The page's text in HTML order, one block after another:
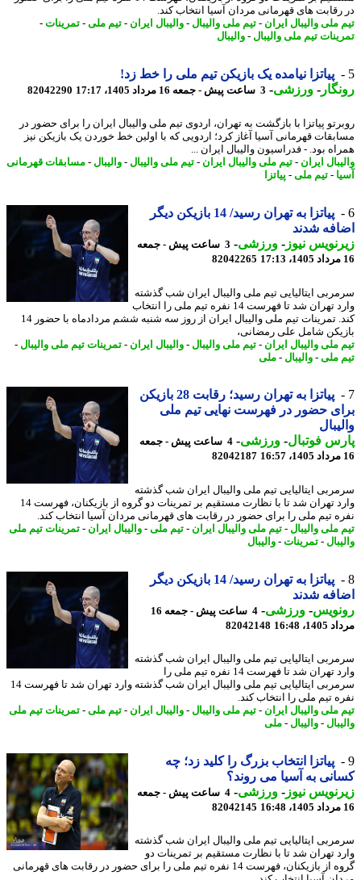
های قهرمانی مردان آسیا انتخاب کند.
ملی والیبال ایران - تیم ملی والیبال-والیبال ایران - تیم ملی -تمرینات -
تیم ملی والیبال-والیبال
پیاتزا نیامده یک بازیکن تیم ملی را خط زد!
-ورزشی-3 ساعت پیش - جمعه 16 مرداد 1405، 17:17 82042290
پیاتزا با بازگشت به تهران، اردوی تیم ملی والیبال ایران را برای حضور در
قهرمانی آسیا آغاز کرد؛ اردویی که با اولین خط خوردن یک بازیکن نیز
بود. - فدراسیون والیبال ایران ...
ایران - تیم ملی والیبال ایران - تیم ملی والیبال-والیبال-مسابقات قهرمانی
-تیم ملی -پیاتزا
پیاتزا به تهران رسید/ 14 بازیکن دیگر
شدند
نیوز-ورزشی-
3 ساعت پیش - جمعه
82042265
ایتالیایی تیم ملی والیبال ایران شب گذشته
وارد تهران شد تا فهرست 14 نفره تیم ملی را انتخاب
کند. تمرینات تیم ملی والیبال ایران از روز سه شنبه ششم مردادماه با حضور 14
شامل علی رمضانی،
ملی والیبال ایران - تیم ملی والیبال-والیبال ایران - تمرینات تیم ملی والیبال-
ملی -والیبال-ملی
پیاتزا به تهران رسید؛ رقابت 28 بازیکن
حضور در فهرست نهایی تیم ملی
فوتبال-ورزشی-
4 ساعت پیش - جمعه
82042187
ایتالیایی تیم ملی والیبال ایران شب گذشته
وارد تهران شد تا با نظارت مستقیم بر تمرینات دو گروه از بازیکنان، فهرست 14
تیم ملی را برای حضور در رقابت های قهرمانی مردان آسیا انتخاب کند.
ملی والیبال-تیم ملی والیبال ایران - تیم ملی -والیبال ایران -
تمرینات تیم ملی
-تمرینات -والیبال
پیاتزا به تهران رسید/ 14 بازیکن دیگر
شدند
-ورزشی-
4 ساعت پیش - جمعه 16
16:48
82042148
ایتالیایی تیم ملی والیبال ایران شب گذشته
وارد تهران شد تا فهرست 14 نفره تیم ملی را
سرمربی ایتالیایی تیم ملی والیبال ایران شب گذشته وارد تهران شد تا فهرست 14
تیم ملی را انتخاب کند.
ملی والیبال ایران - تیم ملی والیبال-والیبال ایران - تیم ملی -تمرینات تیم ملی
-والیبال-ملی
پیاتزا انتخاب بزرگ را کلید زد؛ چه
به آسیا می روند؟
نیوز-ورزشی-
4 ساعت پیش - جمعه
82042145
ایتالیایی تیم ملی والیبال ایران شب گذشته
تهران شد تا با نظارت مستقیم بر تمرینات دو
گروه از بازیکنان، فهرست 14 نفره تیم ملی را برای حضور در رقابت های قهرمانی